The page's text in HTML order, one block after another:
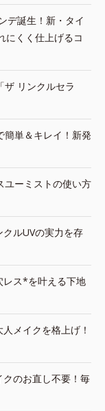
デ誕生！新・タイ
にくく仕上げるコ
ザ リンクルセラ
簡単＆キレイ！新発
ユーミストの使い方
クルUVの実力を存
レス*を叶える下地
メイクを格上げ！
クのお直し不要！毎